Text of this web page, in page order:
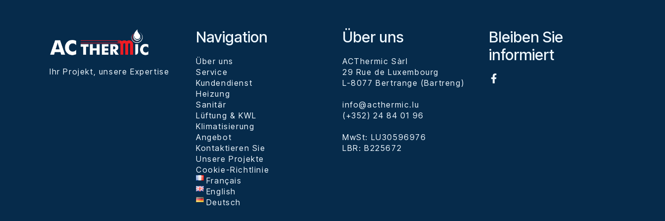
Ihr Projekt, unsere Expertise
Navigation
Über uns
Service
Kundendienst
Heizung
Sanitär
Lüftung & KWL
Klimatisierung
Angebot
Kontaktieren Sie
Unsere Projekte
Cookie-Richtlinie
Français
English
Deutsch
Über uns
ACThermic Sàrl
29 Rue de Luxembourg
L-8077 Bertrange (Bartreng)
info@acthermic.lu
(+352) 24 84 01 96
MwSt: LU30596976
LBR: B225672
Bleiben Sie
informiert